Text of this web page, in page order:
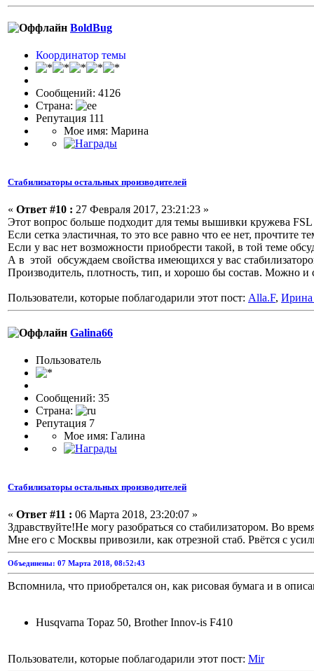
BoldBug
Координатор темы
Сообщений: 4126
Страна:
Репутация 111
Мое имя: Марина
Стабилизаторы остальных производителей
« Ответ #10 : 27 Февраля 2017, 23:21:23 »
Этот вопрос больше подходит для темы вышивки кружева FSL
Если сетка эластичная, то это все равно что ее нет, прочтите
Если у вас нет возможности приобрести такой, в той теме
А в этой обсуждаем свойства имеющихся у вас
Производитель, плотность, тип, и хорошо бы состав. Можно и
Пользователи, которые поблагодарили этот пост: Alla.F, Ирина
Galina66
Пользоватeль
Сообщений: 35
Страна:
Репутация 7
Мое имя: Галина
Стабилизаторы остальных производителей
« Ответ #11 : 06 Марта 2018, 23:20:07 »
Здравствуйте!Не могу разобраться со стабилизатором. Во
Мне его с Москвы привозили, как отрезной стаб. Рвётся с
Объединены: 07 Марта 2018, 08:52:43
Вспомнила, что приобретался он, как рисовая бумага и в
Husqvarna Topaz 50, Brother Innov-is F410
Пользователи, которые поблагодарили этот пост: Mir